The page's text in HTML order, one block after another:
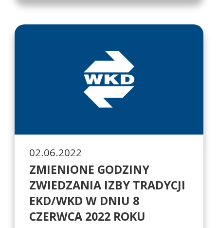
02.06.2022
ZMIENIONE GODZINY
ZWIEDZANIA IZBY TRADYCJI
EKD/WKD W DNIU 8
CZERWCA 2022 ROKU